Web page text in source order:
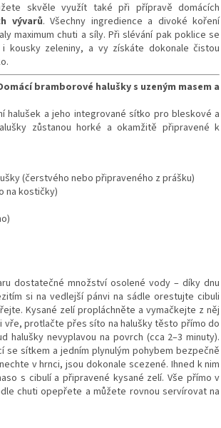
skvěle využít také při přípravě domácích
vývarů. Všechny ingredience a divoké koření
maximum chuti a síly. Při slévání pak poklice se
kousky zeleniny, a vy získáte dokonale čistou
bramborové halušky s uzeným masem a
halušek a jeho integrované sítko pro bleskové a
zůstanou horké a okamžitě připravené k
(čerstvého nebo připraveného z prášku)
na kostičky)
dostatečné množství osolené vody – díky dnu
si na vedlejší pánvi na sádle orestujte cibuli
Kysané zelí propláchněte a vymačkejte z něj
vře, protlačte přes síto na halušky těsto přímo do
halušky nevyplavou na povrch (cca 2–3 minuty).
sítkem a jedním plynulým pohybem bezpečně
v hrnci, jsou dokonale scezené. Ihned k nim
s cibulí a připravené kysané zelí. Vše přímo v
chuti opepřete a můžete rovnou servírovat na